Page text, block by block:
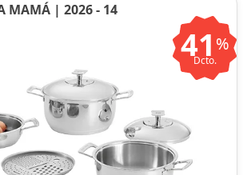
MAMÁ | 2026 - 14
41 %
Dcto.